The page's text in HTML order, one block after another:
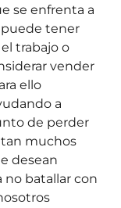
se enfrenta a
puede tener
trabajo o
vender
ello
a
de perder
muchos
desean
no batallar con